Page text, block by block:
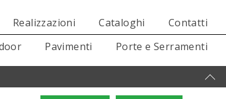
Realizzazioni Cataloghi
Contatti
Pavimenti Porte e Serramenti